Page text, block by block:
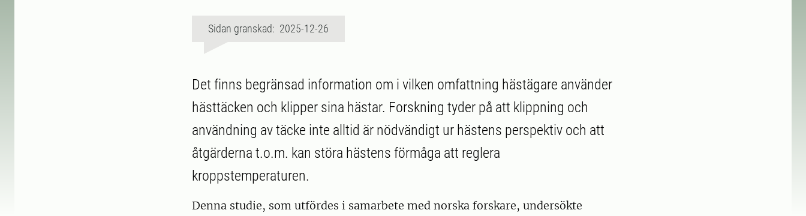
Sidan granskad: 2025-12-26
Det finns begränsad information om i vilken omfattning hästägare använder
hästtäcken och klipper sina hästar. Forskning tyder på att klippning och
användning av täcke inte alltid är nödvändigt ur hästens perspektiv och att
åtgärderna t.o.m. kan störa hästens förmåga att reglera
kroppstemperaturen.
Denna studie, som utfördes i samarbete med norska forskare, undersökte